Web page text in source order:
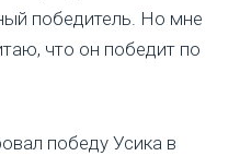
победитель. Но мне
что он победит по
победу Усика в